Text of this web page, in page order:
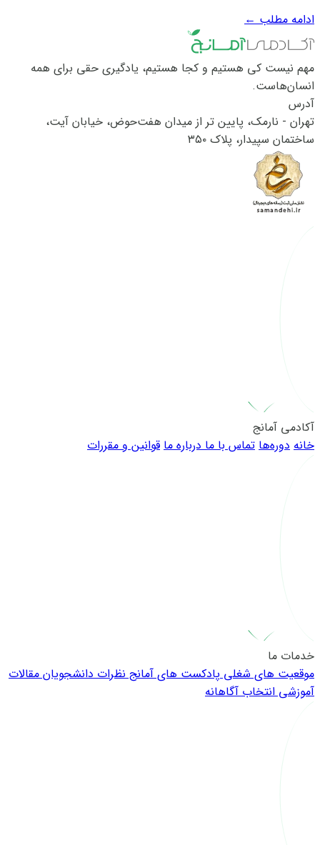
انجام شوند. ابزارهای اتوماسیون کلاسیک تا حدی این فشار را کم
کرده‌اند، اما هنوز چیزی کم...
ادامه مطلب←
مهم نیست کی هستیم و کجا هستیم، یادگیری حقی برای همه
انسان‌هاست.
آدرس
تهران - نارمک، پایین تر از میدان هفت‌حوض، خیابان آیت،
ساختمان سپیدار، پلاک ۳۵۰
آکادمی آمانج
خانه دوره‌ها تماس با مادرباره ما قوانین و مقررات
خدمات ما
موقعیت های شغلیپادکست های آمانجنظرات دانشجویانمقالات
آموزشیانتخاب آگاهانه